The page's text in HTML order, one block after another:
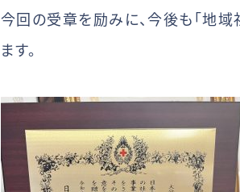
今回の受章を励みに、今後も「地
ます。